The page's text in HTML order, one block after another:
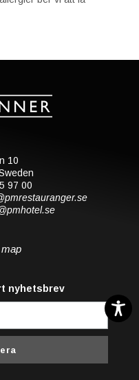
10
97 00
nyhetsbrev